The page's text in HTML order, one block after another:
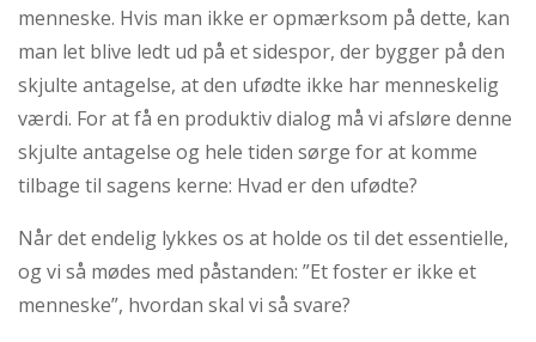
menneske. Hvis man ikke er opmærksom på dette, kan
man let blive ledt ud på et sidespor, der bygger på den
skjulte antagelse, at den ufødte ikke har menneskelig
værdi. For at få en produktiv dialog må vi afsløre denne
skjulte antagelse og hele tiden sørge for at komme
tilbage til sagens kerne: Hvad er den ufødte?
Når det endelig lykkes os at holde os til det essentielle,
og vi så mødes med påstanden: ”Et foster er ikke et
menneske”, hvordan skal vi så svare?